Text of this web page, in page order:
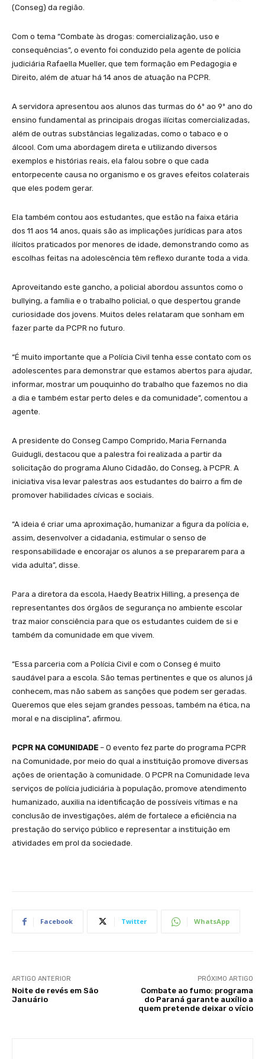
(Conseg) da região.
Com o tema “Combate às drogas: comercialização, uso e
consequências”, o evento foi conduzido pela agente de polícia
judiciária Rafaella Mueller, que tem formação em Pedagogia e
Direito, além de atuar há 14 anos de atuação na PCPR.
A servidora apresentou aos alunos das turmas do 6º ao 9º ano do
ensino fundamental as principais drogas ilícitas comercializadas,
além de outras substâncias legalizadas, como o tabaco e o
álcool. Com uma abordagem direta e utilizando diversos
exemplos e histórias reais, ela falou sobre o que cada
entorpecente causa no organismo e os graves efeitos colaterais
que eles podem gerar.
Ela também contou aos estudantes, que estão na faixa etária
dos 11 aos 14 anos, quais são as implicações jurídicas para atos
ilícitos praticados por menores de idade, demonstrando como as
escolhas feitas na adolescência têm reflexo durante toda a vida.
Aproveitando este gancho, a policial abordou assuntos como o
bullying, a família e o trabalho policial, o que despertou grande
curiosidade dos jovens. Muitos deles relataram que sonham em
fazer parte da PCPR no futuro.
“É muito importante que a Polícia Civil tenha esse contato com os
adolescentes para demonstrar que estamos abertos para ajudar,
informar, mostrar um pouquinho do trabalho que fazemos no dia
a dia e também estar perto deles e da comunidade”, comentou a
agente.
A presidente do Conseg Campo Comprido, Maria Fernanda
Guidugli, destacou que a palestra foi realizada a partir da
solicitação do programa Aluno Cidadão, do Conseg, à PCPR. A
iniciativa visa levar palestras aos estudantes do bairro a fim de
promover habilidades cívicas e sociais.
“A ideia é criar uma aproximação, humanizar a figura da polícia e,
assim, desenvolver a cidadania, estimular o senso de
responsabilidade e encorajar os alunos a se prepararem para a
vida adulta”, disse.
Para a diretora da escola, Haedy Beatrix Hilling, a presença de
representantes dos órgãos de segurança no ambiente escolar
traz maior consciência para que os estudantes cuidem de si e
também da comunidade em que vivem.
“Essa parceria com a Polícia Civil e com o Conseg é muito
saudável para a escola. São temas pertinentes e que os alunos já
conhecem, mas não sabem as sanções que podem ser geradas.
Queremos que eles sejam grandes pessoas, também na ética, na
moral e na disciplina”, afirmou.
PCPR NA COMUNIDADE – O evento fez parte do programa PCPR
na Comunidade, por meio do qual a instituição promove diversas
ações de orientação à comunidade. O PCPR na Comunidade leva
serviços de polícia judiciária à população, promove atendimento
humanizado, auxilia na identificação de possíveis vítimas e na
conclusão de investigações, além de fortalece a eficiência na
prestação do serviço público e representar a instituição em
atividades em prol da sociedade.
Facebook Twitter WhatsApp
ARTIGO ANTERIOR
Noite de revés em São
Januário
PRÓXIMO ARTIGO
Combate ao fumo: programa
do Paraná garante auxílio a
quem pretende deixar o vício